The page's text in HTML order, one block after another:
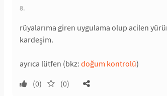
8.
rüyalarıma giren uygulama olup acilen
kardeşim.
ayrıca lütfen (bkz: doğum kontrolü)
(0)
(0)